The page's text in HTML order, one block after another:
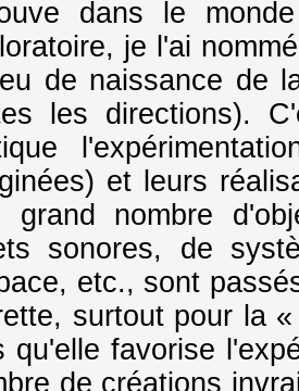
dans le
je l'ai
de naissance de
les directions).
et leurs
grand nombre
sonores, de
etc., sont
surtout pour la
qu'elle favorise
de créations